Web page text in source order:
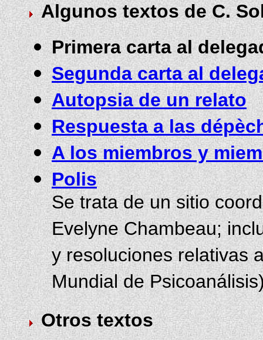
Algunos textos de C.
Primera carta al
Segunda carta al
Autopsia de un relato
Respuesta a las
A los miembros y
Polis
Se trata de un sitio
Evelyne Chambeau;
y resoluciones relativas
Mundial de
Otros textos